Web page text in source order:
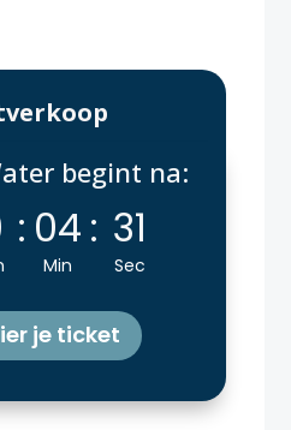
begint na:
: 04
Min
: 30
Sec
je ticket